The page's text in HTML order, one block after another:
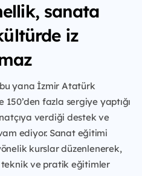
sanata
iz
bu yana İzmir Atatürk
fazla sergiye yaptığı
verdiği destek ve
ediyor. Sanat eğitimi
kurslar düzenlenerek,
ve pratik eğitimler